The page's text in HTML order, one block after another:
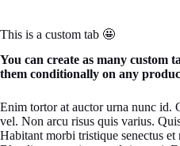
This is a custom tab 🤩
You can create as many custom
them conditionally on any
Enim tortor at auctor urna nunc id.
vel. Non arcu risus quis varius.
Habitant morbi tristique senectus et